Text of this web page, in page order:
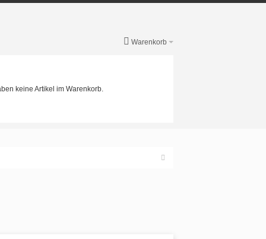
Warenkorb
keine Artikel im Warenkorb.